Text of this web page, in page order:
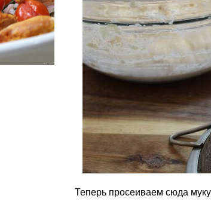
Теперь просеиваем сюда